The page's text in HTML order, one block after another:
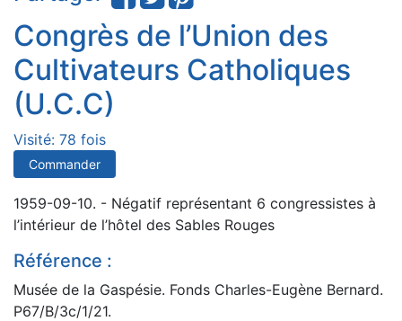
Congrès de l’Union des
Cultivateurs Catholiques
(U.C.C)
Visité: 78 fois
Commander
1959-09-10. - Négatif représentant 6 congressistes à
l’intérieur de l’hôtel des Sables Rouges
Référence :
Musée de la Gaspésie. Fonds Charles-Eugène Bernard.
P67/B/3c/1/21.